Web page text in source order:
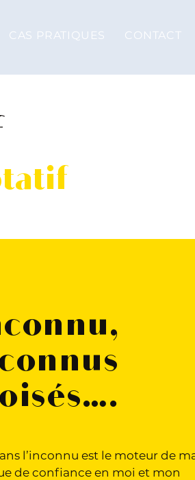
CAS PRATIQUES CONTACT
l’inconnu est le moteur de
de confiance en moi et mon